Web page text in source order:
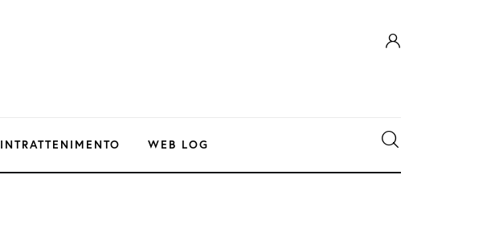
INTRATTENIMENTO WEB LOG